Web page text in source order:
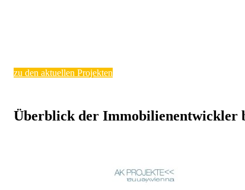
zu den aktuellen Projekten
Überblick der Immobilienentwickler